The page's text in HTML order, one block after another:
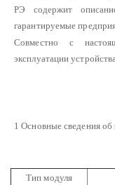
РЭ содержит
гарантируемые
Совместно с
эксплуатации
1 Основные сведения об
Тип модуля